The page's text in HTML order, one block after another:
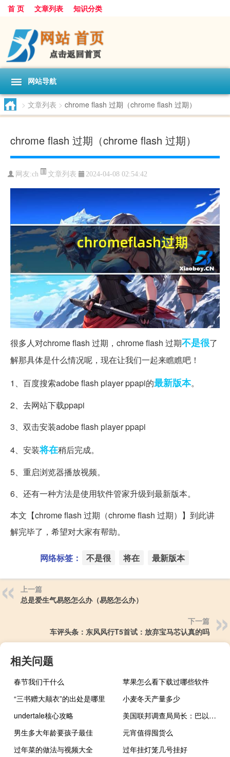
首 页 文章列表 知识分类
网站导航
> 文章列表 > chrome flash 过期（chrome flash 过期）
chrome flash 过期（chrome flash 过期）
网友:ch 文章列表 2024-04-08 02:54:42
很多人对chrome flash 过期，chrome flash 过期不是很了
解那具体是什么情况呢，现在让我们一起来瞧瞧吧！
1、百度搜索adobe flash player ppapi的最新版本。
2、去网站下载ppapi
3、双击安装adobe flash player ppapi
4、安装将在稍后完成。
5、重启浏览器播放视频。
6、还有一种方法是使用软件管家升级到最新版本。
本文【chrome flash 过期（chrome flash 过期）】到此讲
解完毕了，希望对大家有帮助。
网络标签： 不是很 将在 最新版本
上一篇
总是爱生气易怒怎么办（易怒怎么办）
下一篇
车评头条：东风风行T5首试：放弃宝马芯认真的吗
相关问题
春节我们干什么
苹果怎么看下载过哪些软件
“三书赠大颠衣”的出处是哪里
小麦冬天产量多少
undertale核心攻略
美国联邦调查局局长：巴以冲突期间美国境内的恐怖行动威胁增加
男生多大年龄要孩子最佳
元宵值得囤货么
过年菜的做法与视频大全
过年挂灯笼几号挂好